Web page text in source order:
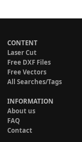
CONTENT
Laser Cut
Free DXF Files
Free Vectors
All Searches/Tags
INFORMATION
About us
FAQ
Contact